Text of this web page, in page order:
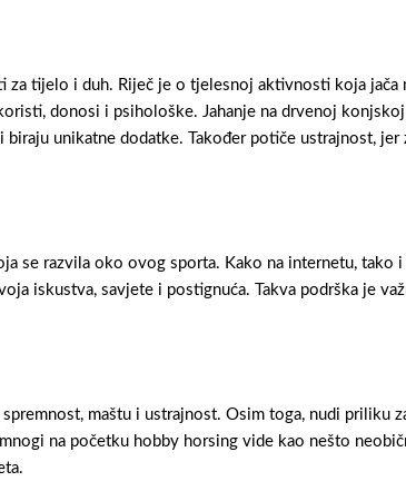
tijelo i duh. Riječ je o tjelesnoj aktivnosti koja jača
donosi i psihološke. Jahanje na drvenoj
unikatne dodatke. Također potiče ustrajnost, jer
se razvila oko ovog sporta. Kako na internetu, tako
iskustva, savjete i postignuća. Takva podrška je
maštu i ustrajnost. Osim toga, nudi priliku
na početku hobby horsing vide kao nešto